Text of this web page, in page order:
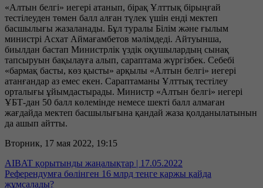
«Алтын белгі» иегері атанып, бірақ Ұлттық бірыңғай
тестілеуден төмен балл алған түлек үшін енді мектеп
басшылығы жазаланады. Бұл туралы Білім және ғылым
министрі Асхат Аймағамбетов мәлімдеді. Айтуынша,
биылдан бастап Министрлік үздік оқушылардың сынақ
тапсыруын бақылауға алып, сараптама жүргізбек. Себебі
«бармақ басты, көз қысты» арқылы «Алтын белгі» иегері
атанғандар аз емес екен. Сараптаманы Ұлттық тестілеу
орталығы ұйымдастырады. Министр «Алтын белгі» иегері
ҰБТ-дан 50 балл көлемінде немесе шекті балл алмаған
жағдайда мектеп басшылығына қандай жаза қолданылатынын
да ашып айтты.
Вторник, 17 мая 2022, 19:15
AIBAT қорытынды жаңалықтар | 17.05.2022
Референдумға бөлінген 16 млрд теңге қаржы қайда
жұмсалады?